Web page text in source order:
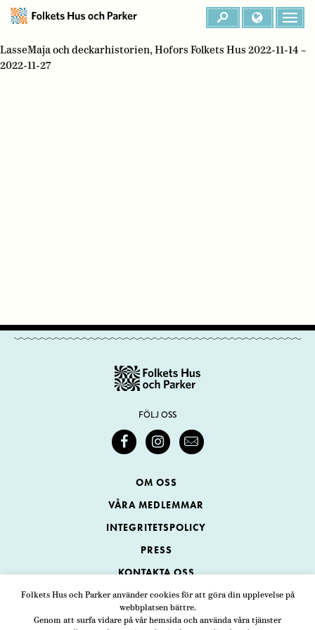
Folkets Hus och Parker använder cookies för att göra din upplevelse på
webbplatsen bättre.
Genom att surfa vidare på vår hemsida och använda våra tjänster
LasseMaja och deckarhistorien, Hofors Folkets Hus 2022-11-14 –
2022-11-27
FÖLJ OSS
OM OSS
VÅRA MEDLEMMAR
INTEGRITETSPOLICY
PRESS
KONTAKTA OSS
Folkets Hus och Parker